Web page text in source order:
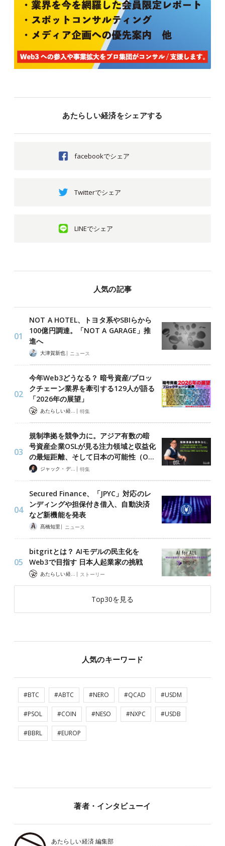
あたらしい経済をシェアする
facebookでシェア
Twitterでシェア
LINEでシェア
人気の記事
NOT A HOTEL、トヨタ系やSBIらから
100億円調達。「NOT A GARAGE」推
進へ
大津賀新也 | ニュース
今年Web3どうなる？ 暗号資産/ブロッ
クチェーン業界を牽引する129人が語る
「2026年の展望」
あたらしい経済 編集部 | 特集
規制準拠を競争力に。アジア有数の暗
号資産企業OSLが見る注力領域と収益化
の最短距離、そして日本の可能性（O…
ジャック・デロン（Jack Derong） | 特集
Secured Finance、「JPYC」対応のレ
ンディングや担保付き借入、自動決済
など新機能を発表
髙橋知里 | ニュース
bitgritとは？ AIモデルの民主化を
Web3で目指す 日本人起業家の挑戦
あたらしい経済 編集部 | ストーリー
Top30を見る
人気のキーワード
#BTC #ABTC #NERO #QCAD #USDM
#PSOL #COIN #NESO #NXPC #USDB
#BBRL #EUROP
著者・インタビューイ
あたらしい経済 編集部